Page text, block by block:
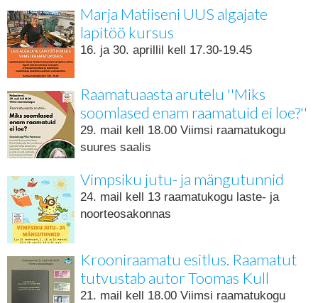
Marja Matiiseni UUS algajate
lapitöö kursus
16. ja 30. aprillil kell 17.30-19.45
Raamatuaasta arutelu ''Miks
soomlased enam raamatuid ei loe?''
29. mail kell 18.00 Viimsi raamatukogu
suures saalis
Vimpsiku jutu- ja mängutunnid
24. mail kell 13 raamatukogu laste- ja
noorteosakonnas
Krooniraamatu esitlus. Raamatut
tutvustab autor Toomas Kull
21. mail kell 18.00 Viimsi raamatukogu